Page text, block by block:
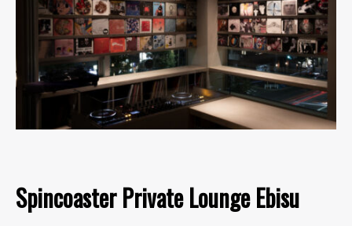
Spincoaster Private Lounge Ebisu